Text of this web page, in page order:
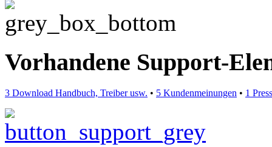
Vorhandene Support-
3 Download Handbuch, Treiber usw. • 5 Kundenmeinungen • 1